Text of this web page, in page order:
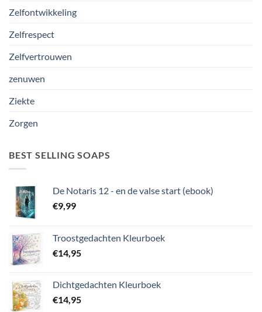
Zelfontwikkeling
Zelfrespect
Zelfvertrouwen
zenuwen
Ziekte
Zorgen
BEST SELLING SOAPS
De Notaris 12 - en de valse start (ebook)
€9,99
Troostgedachten Kleurboek
€14,95
Dichtgedachten Kleurboek
€14,95